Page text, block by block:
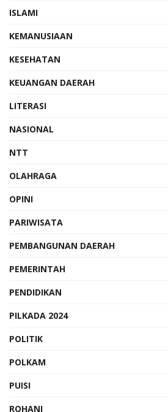
ISLAMI
KEMANUSIAAN
KESEHATAN
KEUANGAN DAERAH
LITERASI
NASIONAL
NTT
OLAHRAGA
OPINI
PARIWISATA
PEMBANGUNAN DAERAH
PEMERINTAH
PENDIDIKAN
PILKADA 2024
POLITIK
POLKAM
PUISI
ROHANI